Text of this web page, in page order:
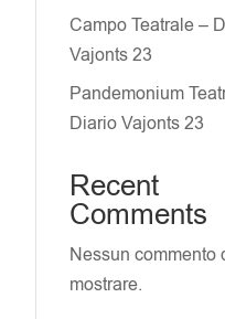
Campo Teatrale –
Vajonts 23
Pandemonium
Diario Vajonts 23
Recent
Comments
Nessun commento
mostrare.